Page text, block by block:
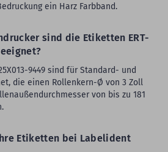
ein Harz Farbband.
sind die Etiketten ERT-
9449 sind für Standard- und
die einen Rollenkern-Ø von 3 Zoll
von bis zu 181
Etiketten bei Labelident